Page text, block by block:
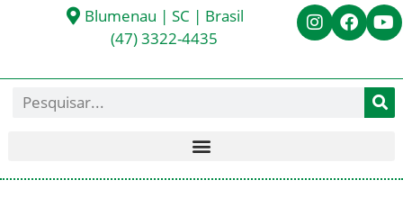
Blumenau | SC | Brasil
(47) 3322-4435